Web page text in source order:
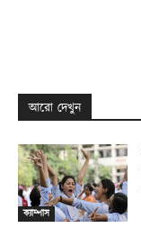
আরো দেখুন
ক্যাম্পাস